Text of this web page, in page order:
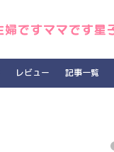
レビュー 記事一覧